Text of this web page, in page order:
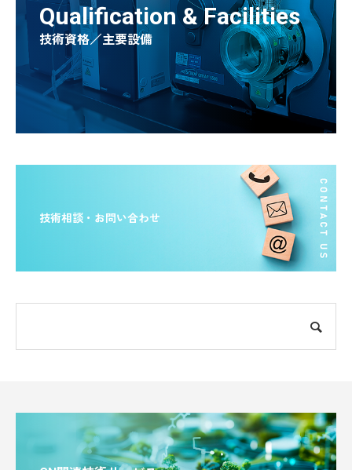
Qualification & Facilities
技術資格／主要設備
技術相談・お問い合わせ